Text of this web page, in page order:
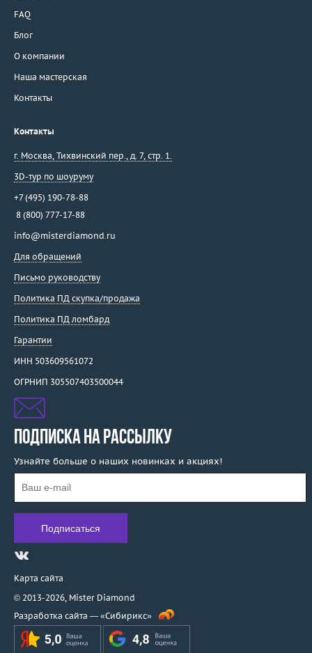
FAQ
Блог
О компании
Наша мастерская
Контакты
Контакты
г. Москва Тихвинский пер., д. 7, стр. 1.
3D-тур по шоуруму
+7 (495) 190-78-88
8 (800) 777-17-88
info@misterdiamond.ru
Для обращений
Письмо руководству
Политика ПД скупка/продажа
Политика ПД ломбард
Гарантии
ИНН 503609561072
ОГРНИП 305507403500044
ПОДПИСКА НА РАССЫЛКУ
Узнайте больше о наших новинках и акциях!
Карта сайта
© 2013-2026, Mister Diamond
Разработка сайта — «Сибирикс»